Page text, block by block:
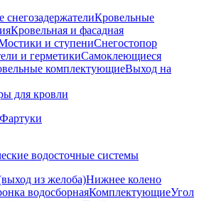
снегозадержателиКровельные
Кровельная и фасадная
и ступениСнегостопор
и герметикиСамоклеющиеся
комплектующиеВыход на
для кровли
Фартуки
водосточные системы
из желоба)Нижнее колено
водосборнаяКомплектующиеУгол